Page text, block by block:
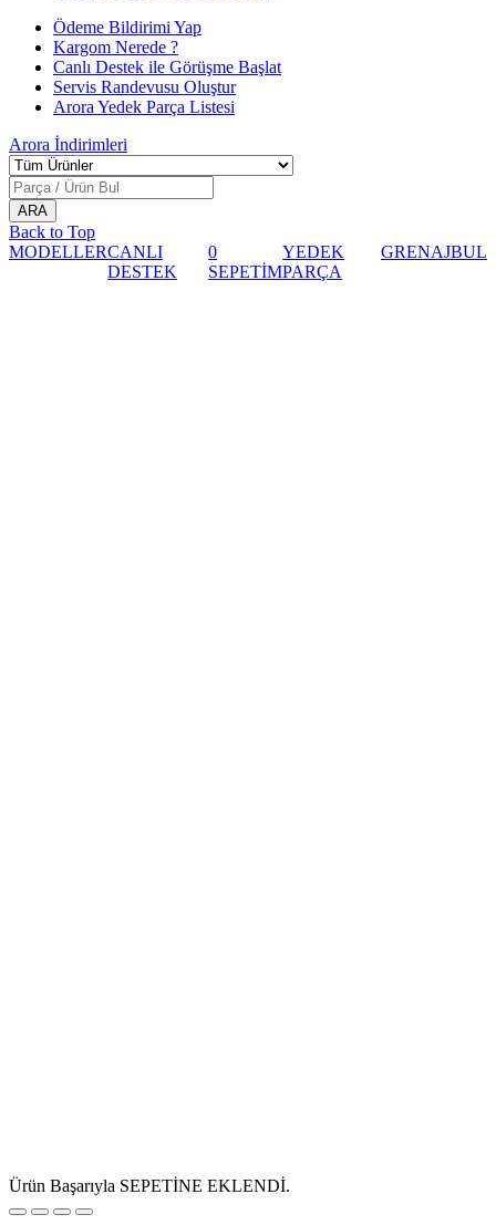
Ödeme Bildirimi Yap
Kargom Nerede ?
Canlı Destek ile Görüşme Başlat
Servis Randevusu Oluştur
Arora Yedek Parça Listesi
Arora İndirimleri
Back to Top
MODELLERCANLI
DESTEK
0
SEPETİM
YEDEK
PARÇA
GRENAJBUL
Ürün Başarıyla SEPETİNE EKLENDİ.